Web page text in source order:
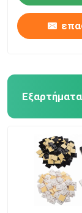
Προϊόντα
Βίντεο
Σχετικά με
νάυλον